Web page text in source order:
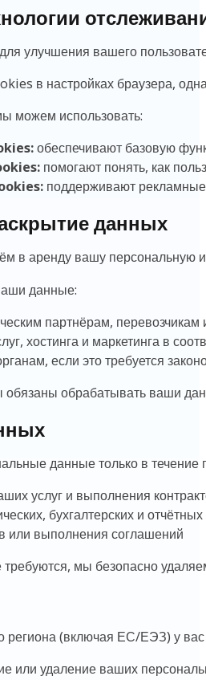
улучшения вашего
в настройках браузера,
можем использовать:
обеспечивают базовую
помогают понять, как
поддерживают
данных
в аренду вашу персональную
данные:
партнёрам,
хостинга и маркетинга в
если это требуется
обязаны обрабатывать ваши
данные только в течение
услуг и выполнения
бухгалтерских и
или выполнения соглашений
мы безопасно
региона (включая ЕС/ЕЭЗ) у
или удаление ваших